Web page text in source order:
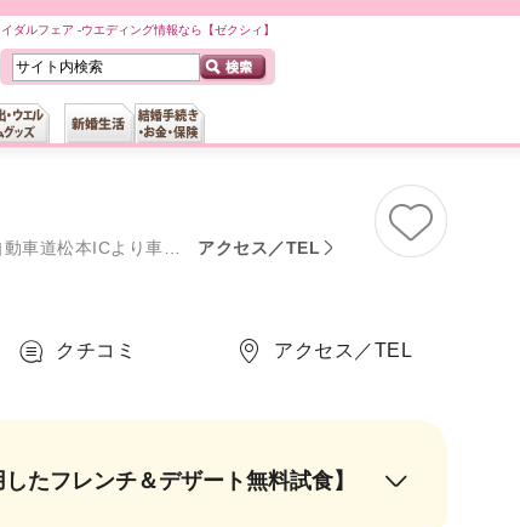
ダルフェア -ウエディング情報なら【ゼクシィ】
松本ICより車で10分 アクセス／TEL
クチコミ アクセス／TEL
たフレンチ＆デザート無料試食】